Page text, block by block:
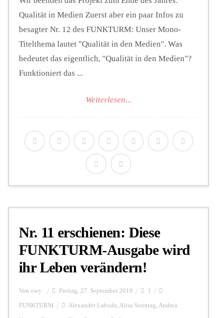
Qualität in Medien Zuerst aber ein paar Infos zu
besagter Nr. 12 des FUNKTURM: Unser Mono-
Titelthema lautet "Qualität in den Medien". Was
bedeutet das eigentlich, "Qualität in den Medien"?
Funktioniert das ...
Weiterlesen...
Nr. 11 erschienen: Diese
FUNKTURM-Ausgabe wird
ihr Leben verändern!
Von owy Freitag, 27. September 2019 1
FUNKTURM Alexander Laboda, Alisa Sonntag, Andrea